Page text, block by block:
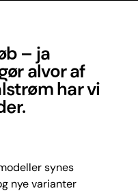
– ja
alvor af
har vi
synes
nye varianter